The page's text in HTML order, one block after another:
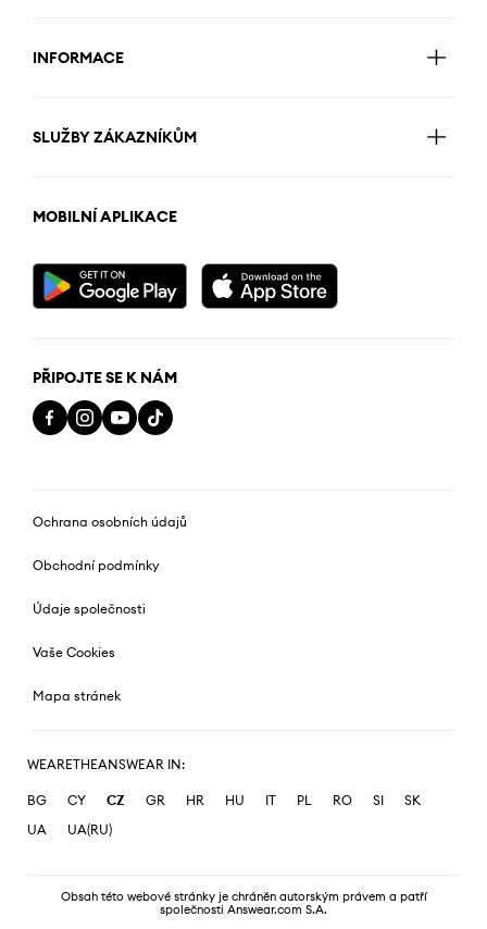
INFORMACE
SLUŽBY ZÁKAZNÍKŮM
MOBILNÍ APLIKACE
PŘIPOJTE SE K NÁM
Ochrana osobních údajů
Obchodní podmínky
Údaje společnosti
Vaše Cookies
Mapa stránek
WEARETHEANSWEAR IN:
BG CY CZ GR HR HU IT PL RO SI
SK
UA
UA(RU)
Obsah této webové stránky je chráněn autorským právem a patří
společnosti Answear.com S.A.